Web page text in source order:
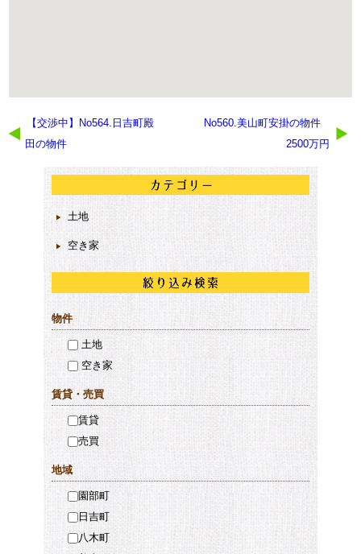
No560.美山町安掛の物件
2500万円
【交渉中】No564.日吉町殿
田の物件
土地
空き家
物件
土地
空き家
賃貸・売買
賃貸
売買
地域
園部町
日吉町
八木町